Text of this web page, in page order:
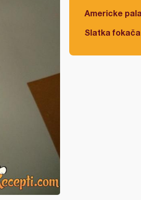
Americke
Slatka fokača